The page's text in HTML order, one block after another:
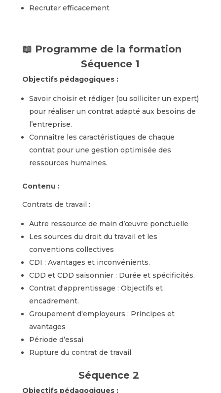
Recruter efficacement
📖 Programme de la formation
Séquence 1
Objectifs pédagogiques :
Savoir choisir et rédiger (ou solliciter un expert)
pour réaliser un contrat adapté aux besoins de
l’entreprise.
Connaître les caractéristiques de chaque
contrat pour une gestion optimisée des
ressources humaines.
Contenu :
Contrats de travail :
Autre ressource de main d’œuvre ponctuelle
Les sources du droit du travail et les
conventions collectives
CDI : Avantages et inconvénients.
CDD et CDD saisonnier : Durée et spécificités.
Contrat d'apprentissage : Objectifs et
encadrement.
Groupement d'employeurs : Principes et
avantages
Période d’essai
Rupture du contrat de travail
Séquence 2
Objectifs pédagogiques :